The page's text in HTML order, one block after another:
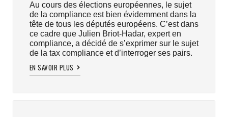
Au cours des élections européennes, le sujet
de la compliance est bien évidemment dans la
tête de tous les députés européens. C’est dans
ce cadre que Julien Briot-Hadar, expert en
compliance, a décidé de s’exprimer sur le sujet
de la tax compliance et d’interroger ses pairs.
EN SAVOIR PLUS